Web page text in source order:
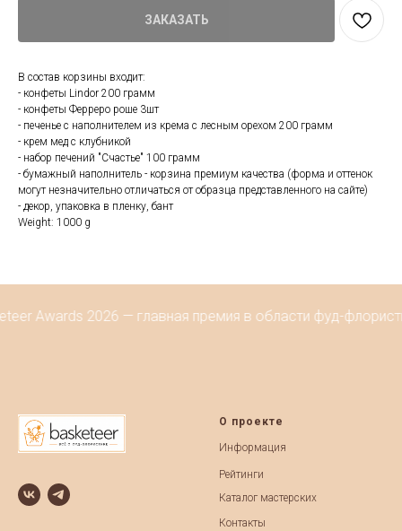
ЗАКАЗАТЬ
В состав корзины входит:
- конфеты Lindor 200 грамм
- конфеты Ферреро роше 3шт
- печенье с наполнителем из крема с лесным орехом 200 грамм
- крем мед с клубникой
- набор печений "Счастье" 100 грамм
- бумажный наполнитель - корзина премиум качества (форма и оттенок
могут незначительно отличаться от образца представленного на сайте)
- декор, упаковка в пленку, бант
Weight: 1000 g
Awards 2026 — главная премия в области фуд-
О проекте
Информация
Рейтинги
Каталог мастерских
Контакты